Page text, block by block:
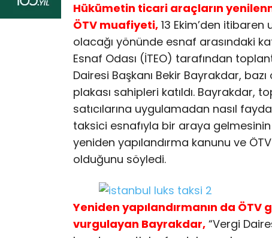
Hükümetin ticari araçların
ÖTV muafiyeti, 13 Ekim’den
olacağı yönünde esnaf arasındaki
Esnaf Odası (İTEO) tarafından
Dairesi Başkanı Bekir Bayrakdar,
plakası sahipleri katıldı. Bayrakdar,
satıcılarına uygulamadan nasıl
taksici esnafıyla bir araya
yeniden yapılandırma kanunu ve
olduğunu söyledi.
Yeniden yapılandırmanın da
vurgulayan Bayrakdar, “Vergi